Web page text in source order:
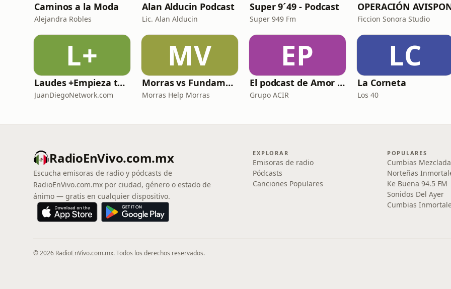
Caminos a la Moda
Alejandra Robles
Alan Alducin Podcast
Lic. Alan Alducin
Super 9´49 - Podcast
Super 949 Fm
OPERACIÓN
Ficcion Sonora Studio
L+
Laudes +Empieza tu día en oración junto con toda la Iglesia+
JuanDiegoNetwork.com
MV
Morras vs Fundamentalismos
Morras Help Morras
EP
El podcast de Amor FM
Grupo ACIR
LC
La Corneta
Los 40
RadioEnVivo.com.mx
Escucha emisoras de radio y pódcasts de
RadioEnVivo.com.mx por ciudad, género o estado de
ánimo — gratis en cualquier dispositivo.
EXPLORAR
Emisoras de radio
Pódcasts
Canciones Populares
POPULARES
Cumbias
Norteñas
Ke Buena 94.5 FM
Sonidos Del Ayer
Cumbias
© 2026 RadioEnVivo.com.mx. Todos los derechos reservados.